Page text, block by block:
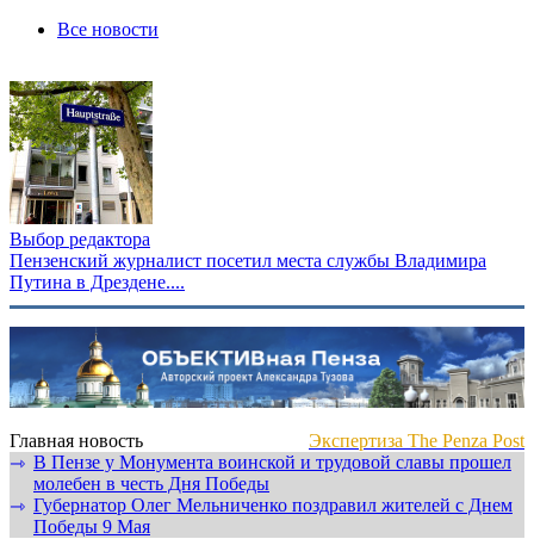
Все новости
Выбор редактора
Пензенский журналист посетил места службы Владимира
Путина в Дрездене....
Главная новость
Экспертиза The Penza Post
⇾ В Пензе у Монумента воинской и трудовой славы прошел
молебен в честь Дня Победы
⇾ Губернатор Олег Мельниченко поздравил жителей с Днем
Победы 9 Мая